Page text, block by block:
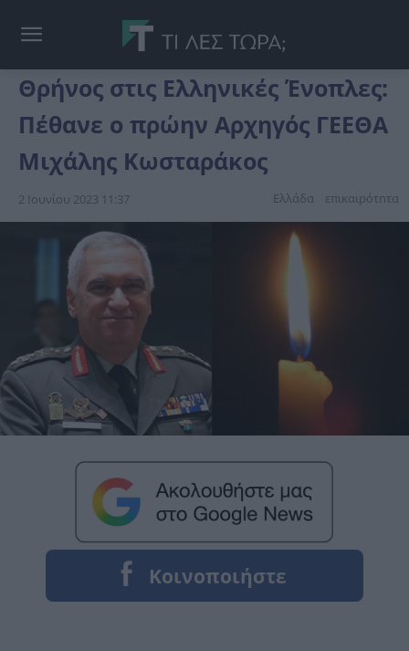
Θρήνος στις Ελληνικές Ένοπλες:
Πέθανε ο πρώην Αρχηγός ΓΕΕΘΑ
Μιχάλης Κωσταράκος
2 Ιουνίου 2023 11:37 Ελλάδα επικαιpότnτα